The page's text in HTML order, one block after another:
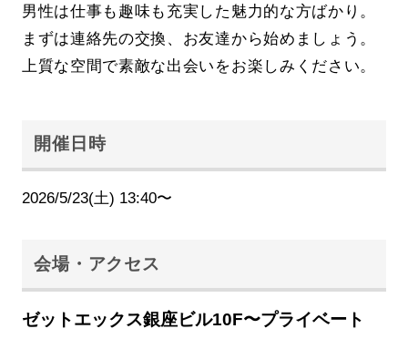
男性は仕事も趣味も充実した魅力的な方ばかり。
まずは連絡先の交換、お友達から始めましょう。
上質な空間で素敵な出会いをお楽しみください。
開催日時
2026/5/23(土) 13:40〜
会場・アクセス
ゼットエックス銀座ビル10F〜プライベート